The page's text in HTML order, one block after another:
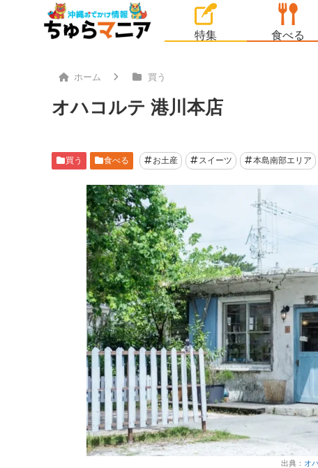
特集 食べる
ホーム 買う
オハコルテ 港川本店
買う 食べる お土産 スイーツ 本島南部エリア
出典： オ